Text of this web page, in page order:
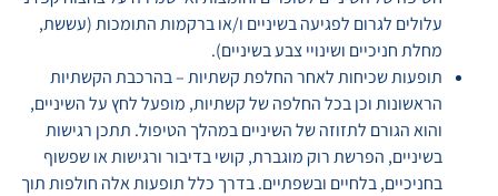
עלולים לגרום לפגיעה בשיניים ו/או ברקמות התומכות (עששת,
מחלת חניכיים ושינויי צבע בשיניים).
​תופעות שכיחות לאחר החלפת קשתיות – בהרכבת הקשתיות
הראשונות וכן בכל החלפה של קשתיות, מופעל לחץ על השיניים,
והוא הגורם לתזוזה של השיניים במהלך הטיפול. תתכן רגישות
בשיניים, הפרשת רוק מוגברת, קושי בדיבור ורגישות או שפשוף
בחניכיים, בלחיים ובשפתיים. בדרך כלל תופעות אלה חולפות תוך